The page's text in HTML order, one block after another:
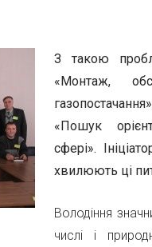
З такою
«Монтаж,
«Пошук
сфері».
хвилюють ці
Володіння
числі і